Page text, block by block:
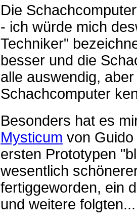
Die
- ich würde mich
Techniker"
besser und die
alle auswendig,
Schachcomputer
Besonders hat es
Mysticum von
ersten Prototypen
wesentlich
fertiggeworden, ein
und weitere folgten...